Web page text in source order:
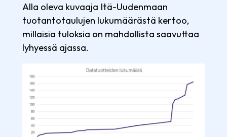
Alla oleva kuvaaja Itä-Uudenmaan
tuotantotaulujen lukumäärästä kertoo,
millaisia tuloksia on mahdollista saavuttaa
lyhyessä ajassa.